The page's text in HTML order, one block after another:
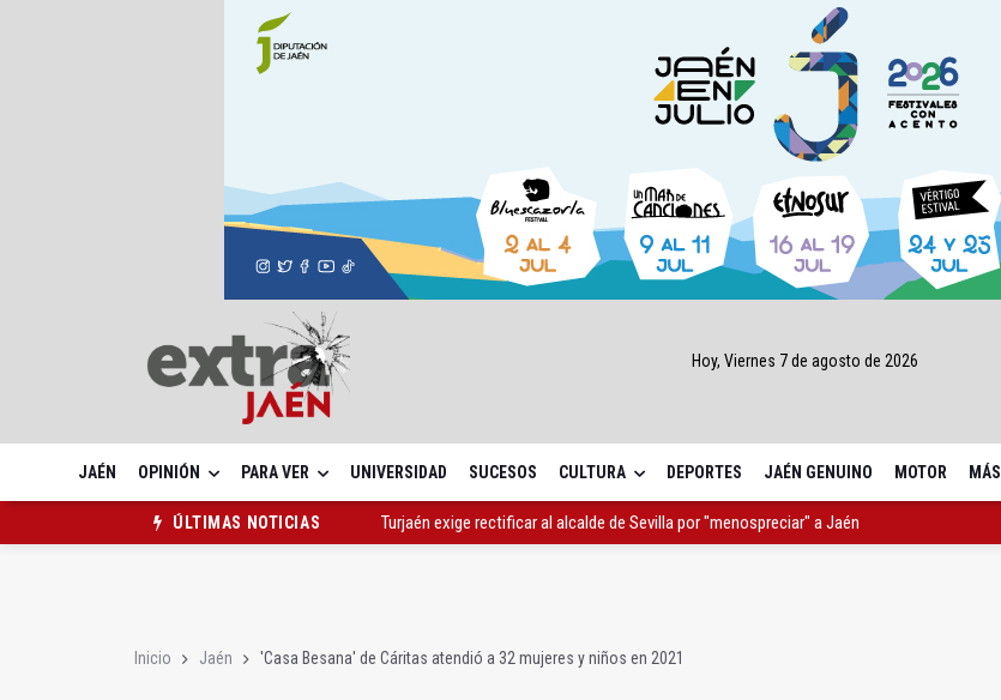
Hoy, Viernes 7 de agosto de 2026
JAÉN OPINIÓN PARA VER UNIVERSIDAD SUCESOS CULTURA DEPORTES JAÉN GENUINO MOTOR MÁS
ÚLTIMAS NOTICIAS
Turjaén exige rectificar al alcalde de Sevilla por "menospreciar" a Jaén
Inicio Jaén 'Casa Besana' de Cáritas atendió a 32 mujeres y niños en 2021